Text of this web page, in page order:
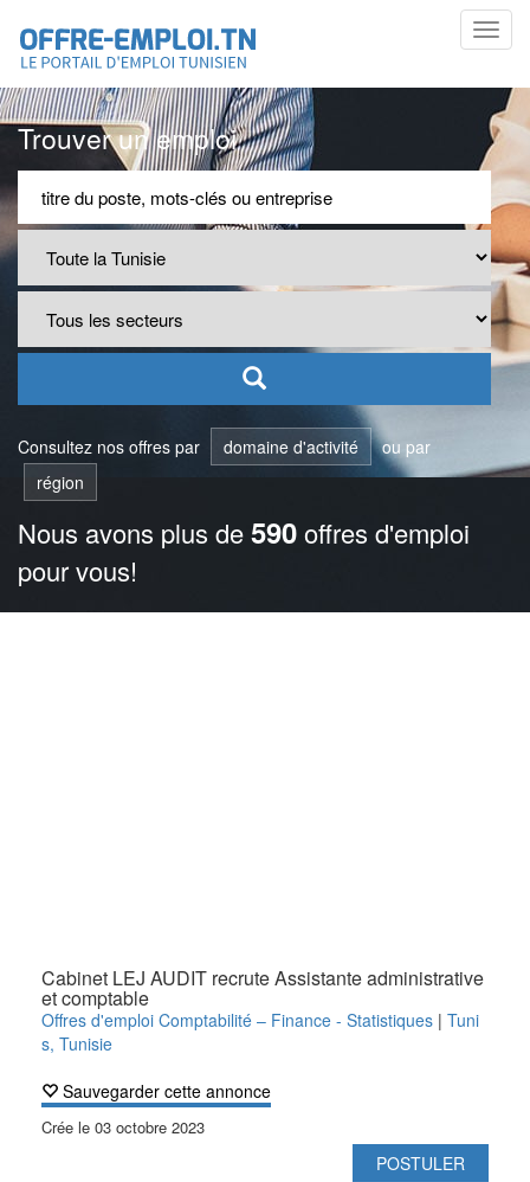
Trouver un emploi
Consultez nos offres par domaine d'activité
ou par
région
Nous avons plus de590offres d'emploi
pour vous!
Cabinet LEJ AUDIT recrute Assistante administrative
et comptable
Offres d'emploi Comptabilité – Finance - Statistiques | Tuni
s, Tunisie
Sauvegarder cette annonce
Crée le 03 octobre 2023
POSTULER